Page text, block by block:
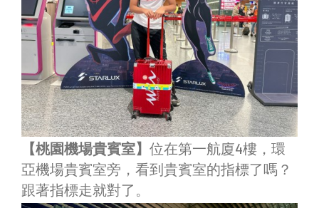
【桃園機場貴賓室】 位在第一航廈4樓，環
亞機場貴賓室旁，看到貴賓室的指標了嗎？
跟著指標走就對了。